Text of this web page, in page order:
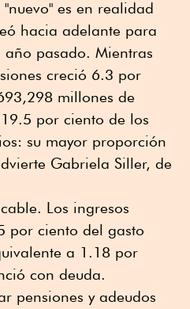
es en realidad
hacia adelante para
pasado. Mientras
creció 6.3 por
millones de
por ciento de los
su mayor proporción
Gabriela Siller, de
Los ingresos
por ciento del gasto
a 1.18 por
con deuda.
pensiones y adeudos